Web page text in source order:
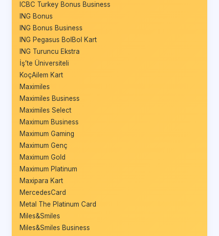
ICBC Turkey Bonus Business
ING Bonus
ING Bonus Business
ING Pegasus BolBol Kart
ING Turuncu Ekstra
İş’te Üniversiteli
KoçAilem Kart
Maximiles
Maximiles Business
Maximiles Select
Maximum Business
Maximum Gaming
Maximum Genç
Maximum Gold
Maximum Platinum
Maxipara Kart
MercedesCard
Metal The Platinum Card
Miles&Smiles
Miles&Smiles Business